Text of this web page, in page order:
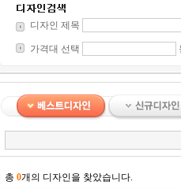
디자인 제목
가격대 선택
총 0개의 디자인을 찾았습니다.